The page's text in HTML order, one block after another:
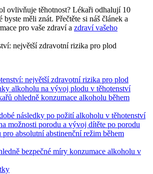
ovlivňuje těhotnost? Lékaři odhalují 10
měli znát. Přečtěte si náš článek a
pro vaše zdraví a zdraví vašeho
největší zdravotní rizika pro plod
alkoholu na vývoj plodu v těhotenství
ohledně konzumace alkoholu během
následky po požití alkoholu v těhotenství
možnosti porodu a vývoj dítěte po porodu
pro absolutní abstinenční režim během
bezpečné míry konzumace alkoholu v